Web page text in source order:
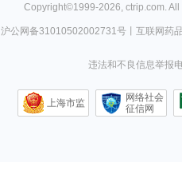
Copyright©1999-2026 ctrip.com .
沪公网备31010502002731号丨 互联网药
违法和不良信息举报
上海市监
网络社会
征信网